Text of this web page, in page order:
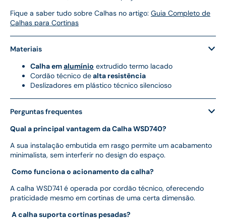
Fique a saber tudo sobre Calhas no artigo: Guia Completo de
Calhas para Cortinas
Materiais
Calha emalumínio extrudido termo lacado
Cordão técnico dealta resistência
Deslizadores em plástico técnico silencioso
Perguntas frequentes
Qual a principal vantagem da Calha WSD740?
A sua instalação embutida em rasgo permite um acabamento
minimalista, sem interferir no design do espaço.
Como funciona o acionamento da calha?
A calha WSD741 é operada por cordão técnico, oferecendo
praticidade mesmo em cortinas de uma certa dimensão.
A calha suporta cortinas pesadas?